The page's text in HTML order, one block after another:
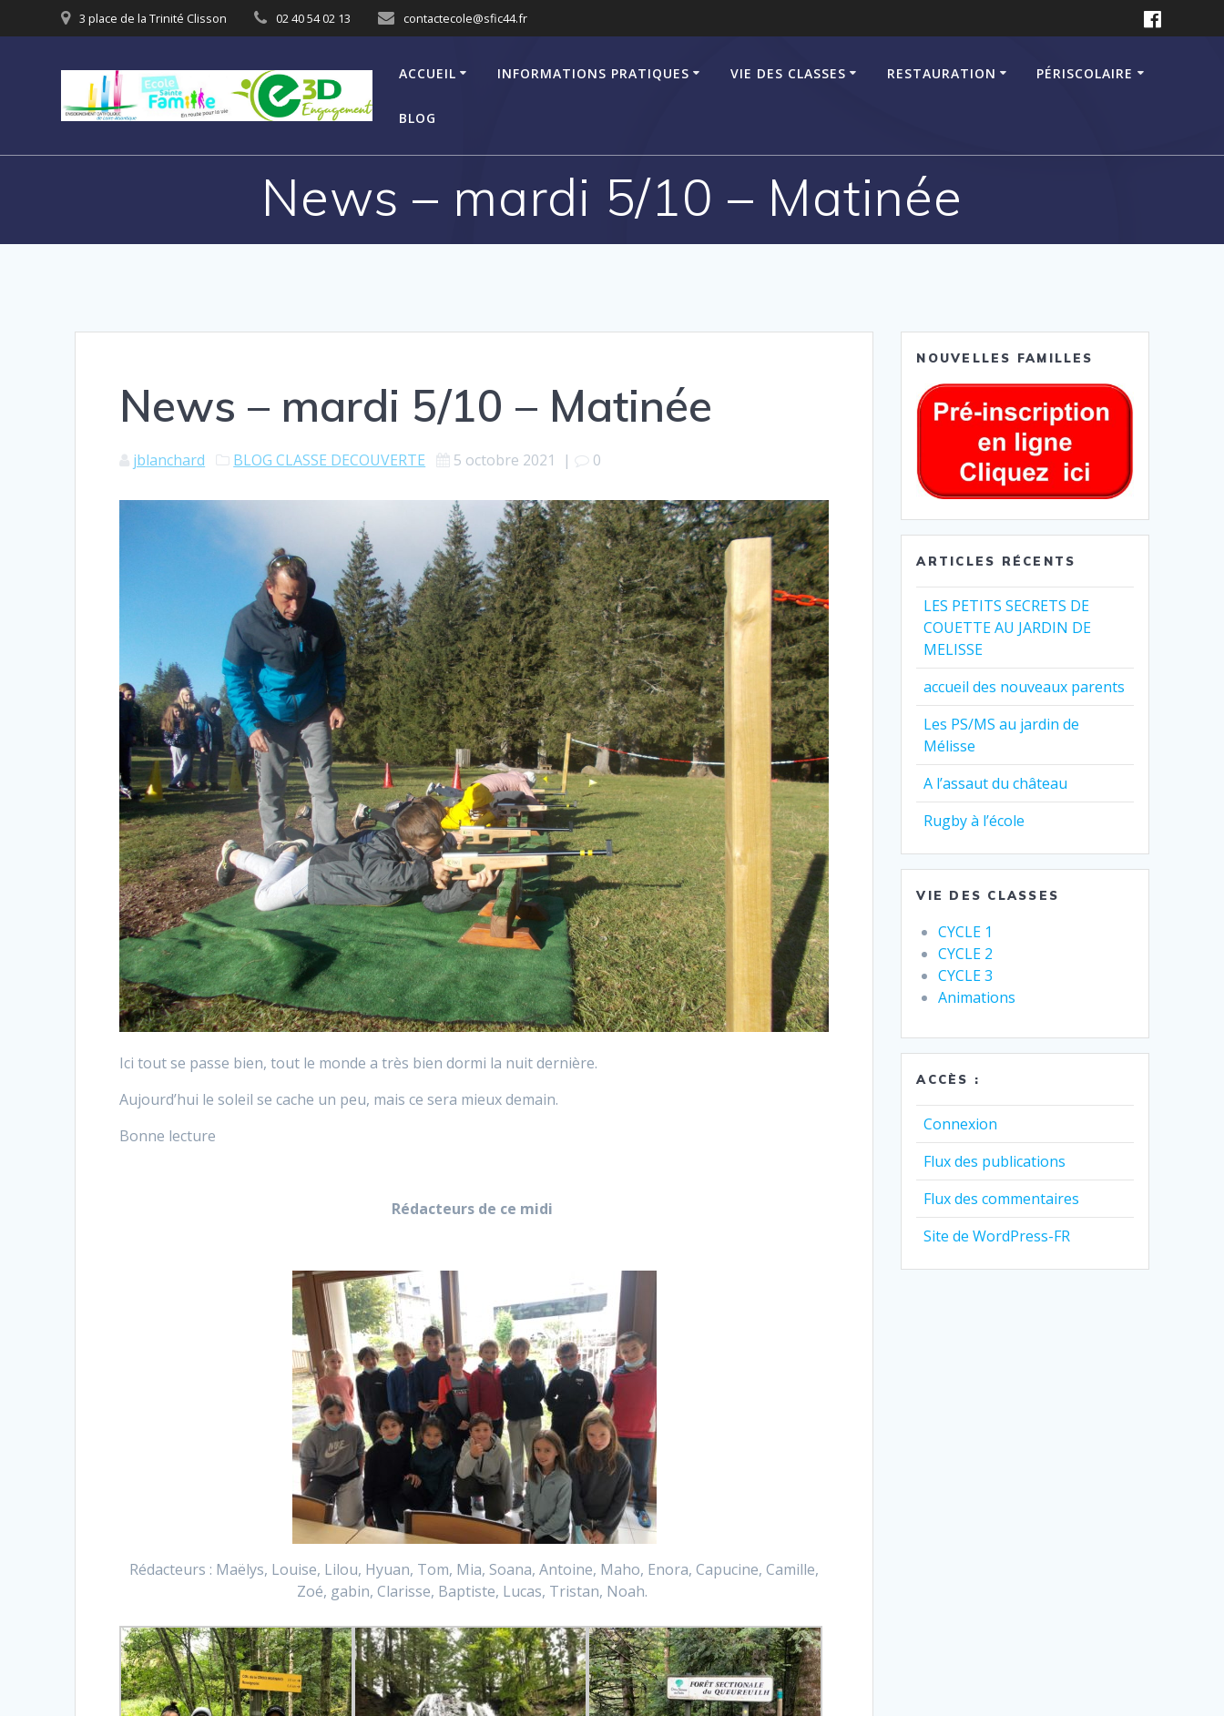
3 place de la Trinité Clisson 02 40 54 02 13 contactecole@sfic44.fr
ACCUEIL INFORMATIONS PRATIQUES VIE DES CLASSES RESTAURATION PÉRISCOLAIRE
BLOG
News – mardi 5/10 – Matinée
News – mardi 5/10 – Matinée
jblanchard BLOG CLASSE DECOUVERTE 5 octobre 2021 | 0
Ici tout se passe bien, tout le monde a très bien dormi la nuit dernière.
Aujourd’hui le soleil se cache un peu, mais ce sera mieux demain.
Bonne lecture
Rédacteurs de ce midi
Rédacteurs : Maëlys, Louise, Lilou, Hyuan, Tom, Mia, Soana, Antoine, Maho, Enora, Capucine, Camille,
Zoé, gabin, Clarisse, Baptiste, Lucas, Tristan, Noah.
NOUVELLES FAMILLES
ARTICLES RÉCENTS
LES PETITS SECRETS DE
COUETTE AU JARDIN DE
MELISSE
accueil des nouveaux parents
Les PS/MS au jardin de
Mélisse
A l’assaut du château
Rugby à l’école
VIE DES CLASSES
CYCLE 1
CYCLE 2
CYCLE 3
Animations
ACCÈS :
Connexion
Flux des publications
Flux des commentaires
Site de WordPress-FR